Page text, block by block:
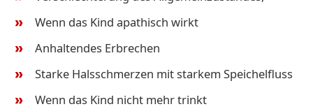
Wenn das Kind apathisch wirkt
Anhaltendes Erbrechen
Starke Halsschmerzen mit starkem Speichelfluss
Wenn das Kind nicht mehr trinkt